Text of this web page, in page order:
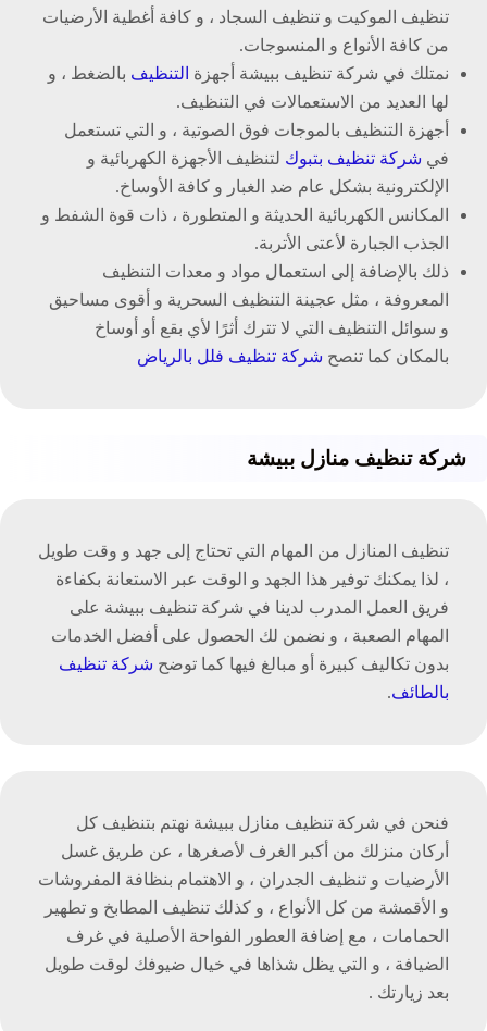
تنظيف الموكيت و تنظيف السجاد ، و كافة أغطية الأرضيات
من كافة الأنواع و المنسوجات.
نمتلك في شركة تنظيف ببيشة أجهزة التنظيف بالضغط ، و
لها العديد من الاستعمالات في التنظيف.
أجهزة التنظيف بالموجات فوق الصوتية ، و التي تستعمل
في شركة تنظيف بتبوك لتنظيف الأجهزة الكهربائية و
الإلكترونية بشكل عام ضد الغبار و كافة الأوساخ.
المكانس الكهربائية الحديثة و المتطورة ، ذات قوة الشفط و
الجذب الجبارة لأعتى الأتربة.
ذلك بالإضافة إلى استعمال مواد و معدات التنظيف
المعروفة ، مثل عجينة التنظيف السحرية و أقوى مساحيق
و سوائل التنظيف التي لا تترك أثرًا لأي بقع أو أوساخ
بالمكان كما تنصح شركة تنظيف فلل بالرياض
شركة تنظيف منازل ببيشة
تنظيف المنازل من المهام التي تحتاج إلى جهد و وقت طويل
، لذا يمكنك توفير هذا الجهد و الوقت عبر الاستعانة بكفاءة
فريق العمل المدرب لدينا في شركة تنظيف ببيشة على
المهام الصعبة ، و نضمن لك الحصول على أفضل الخدمات
بدون تكاليف كبيرة أو مبالغ فيها كما توضح شركة تنظيف
بالطائف.
فنحن في شركة تنظيف منازل ببيشة نهتم بتنظيف كل
أركان منزلك من أكبر الغرف لأصغرها ، عن طريق غسل
الأرضيات و تنظيف الجدران ، و الاهتمام بنظافة المفروشات
و الأقمشة من كل الأنواع ، و كذلك تنظيف المطابخ و تطهير
الحمامات ، مع إضافة العطور الفواحة الأصلية في غرف
الضيافة ، و التي يظل شذاها في خيال ضيوفك لوقت طويل
بعد زيارتك .